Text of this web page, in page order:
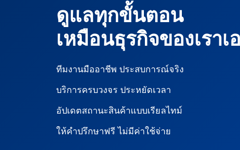
ดูแลทุกขั้นตอน
เหมือนธุรกิจของเราเ
ทีมงานมืออาชีพ ประสบการณ์จริง
บริการครบวงจร ประหยัดเวลา
อัปเดตสถานะสินค้าแบบเรียลไทม์
ให้คำปรึกษาฟรี ไม่มีค่าใช้จ่าย